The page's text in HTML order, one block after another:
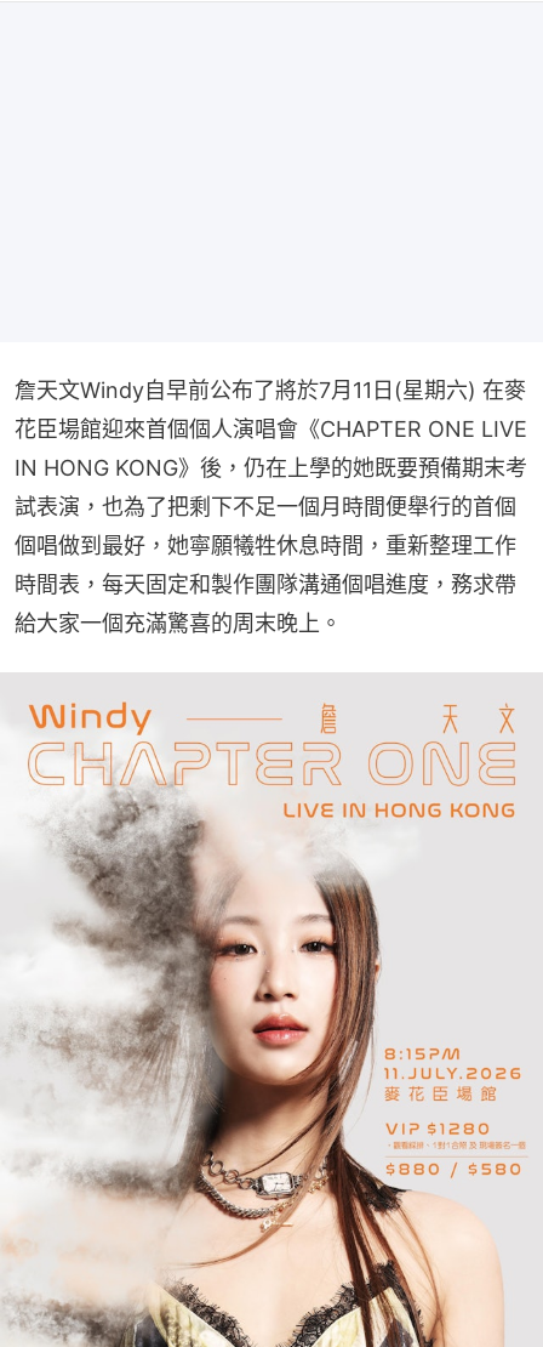
詹天文Windy自早前公布了將於7月11日(星期六) 在麥
花臣場館迎來首個個人演唱會《CHAPTER ONE LIVE
IN HONG KONG》後，仍在上學的她既要預備期末考
試表演，也為了把剩下不足一個月時間便舉行的首個
個唱做到最好，她寧願犧牲休息時間，重新整理工作
時間表，每天固定和製作團隊溝通個唱進度，務求帶
給大家一個充滿驚喜的周末晚上。